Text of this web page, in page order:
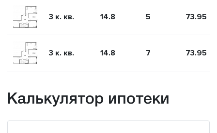
3 к. кв. 14.8 5 73.95
3 к. кв. 14.8 7 73.95
Калькулятор ипотеки